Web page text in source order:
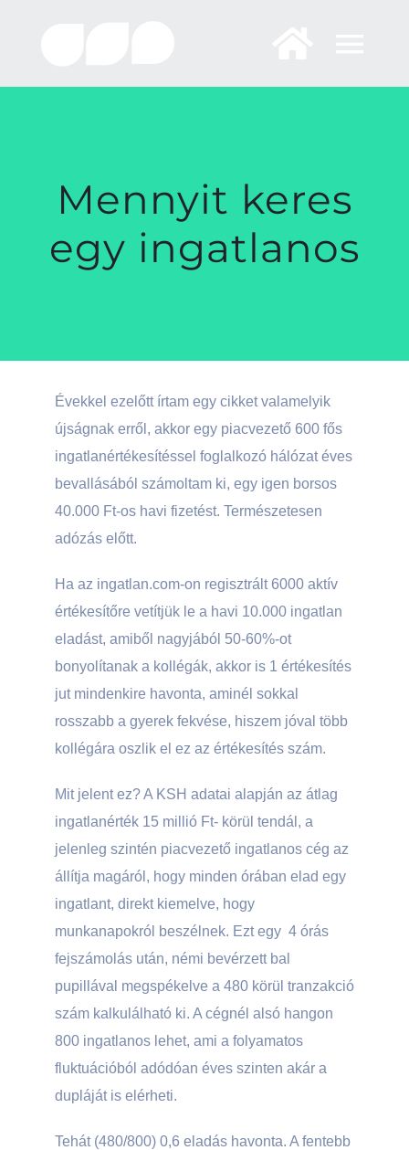
Mennyit keres
egy ingatlanos
Évekkel ezelőtt írtam egy cikket valamelyik
újságnak erről, akkor egy piacvezető 600 fős
ingatlanértékesítéssel foglalkozó hálózat éves
bevallásából számoltam ki, egy igen borsos
40.000 Ft-os havi fizetést. Természetesen
adózás előtt.
Ha az ingatlan.com-on regisztrált 6000 aktív
értékesítőre vetítjük le a havi 10.000 ingatlan
eladást, amiből nagyjából 50-60%-ot
bonyolítanak a kollégák, akkor is 1 értékesítés
jut mindenkire havonta, aminél sokkal
rosszabb a gyerek fekvése, hiszem jóval több
kollégára oszlik el ez az értékesítés szám.
Mit jelent ez? A KSH adatai alapján az átlag
ingatlanérték 15 millió Ft- körül tendál, a
jelenleg szintén piacvezető ingatlanos cég az
állítja magáról, hogy minden órában elad egy
ingatlant, direkt kiemelve, hogy
munkanapokról beszélnek. Ezt egy 4 órás
fejszámolás után, némi bevérzett bal
pupillával megspékelve a 480 körül tranzakció
szám kalkulálható ki. A cégnél alsó hangon
800 ingatlanos lehet, ami a folyamatos
fluktuációból adódóan éves szinten akár a
dupláját is elérheti.
Tehát (480/800) 0,6 eladás havonta. A fentebb